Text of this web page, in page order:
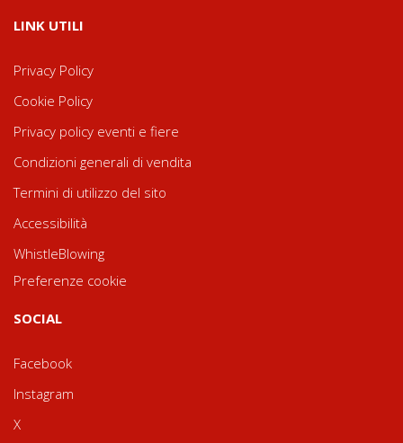
LINK UTILI
Privacy Policy
Cookie Policy
Privacy policy eventi e fiere
Condizioni generali di vendita
Termini di utilizzo del sito
Accessibilità
WhistleBlowing
Preferenze cookie
SOCIAL
Facebook
Instagram
X